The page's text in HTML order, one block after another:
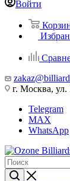
Войти
г. Москва,
Telegram
MAX
WhatsApp